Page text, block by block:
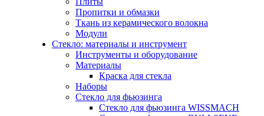
Пропитки и обмазки
Ткань из керамического волокна
Модули
Стекло: материалы и инструмент
Инструменты и оборудование
Материалы
Краска для стекла
Наборы
Стекло для фьюзинга
Стекло для фьюзинга WISSMACH